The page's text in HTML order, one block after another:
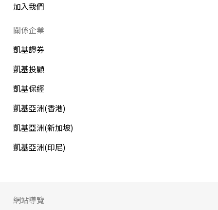
加入我們
關係企業
凱基證券
凱基投顧
凱基保經
凱基亞洲(香港)
凱基亞洲(新加坡)
凱基亞洲(印尼)
網站導覽